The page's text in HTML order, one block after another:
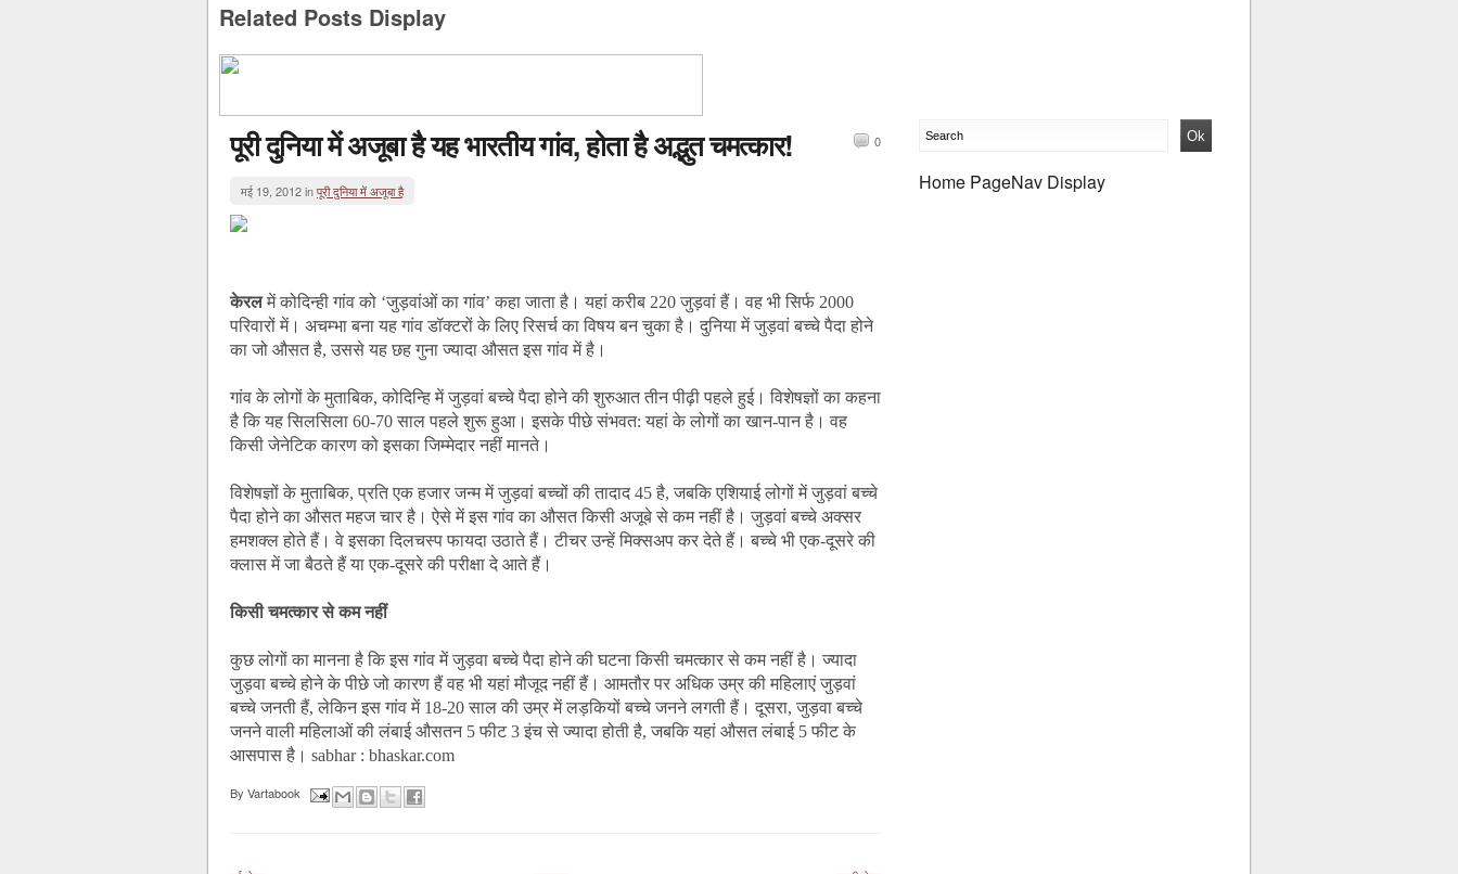
Related Posts Display
पूरी दुनिया में अजूबा है यह भारतीय गांव, होता है अद्भुत चमत्कार! 0
मई 19, 2012 inपूरी दुनिया में अजूबा है
केरलमें कोदिन्ही गांव को ‘जुड़वांओं का गांव’ कहा जाता है। यहां करीब 220 जुड़वां हैं। वह भी सिर्फ 2000
परिवारों में। अचम्भा बना यह गांव डॉक्टरों के लिए रिसर्च का विषय बन चुका है। दुनिया में जुड़वां बच्चे पैदा होने
का जो औसत है, उससे यह छह गुना ज्यादा औसत इस गांव में है।
गांव के लोगों के मुताबिक, कोदिन्हि में जुड़वां बच्चे पैदा होने की शुरुआत तीन पीढ़ी पहले हुई। विशेषज्ञों का कहना
है कि यह सिलसिला 60-70 साल पहले शुरू हुआ। इसके पीछे संभवत: यहां के लोगों का खान-पान है। वह
किसी जेनेटिक कारण को इसका जिम्मेदार नहीं मानते।
विशेषज्ञों के मुताबिक, प्रति एक हजार जन्म में जुड़वां बच्चों की तादाद 45 है, जबकि एशियाई लोगों में जुड़वां बच्चे
पैदा होने का औसत महज चार है। ऐसे में इस गांव का औसत किसी अजूबे से कम नहीं है। जुड़वां बच्चे अक्सर
हमशक्ल होते हैं। वे इसका दिलचस्प फायदा उठाते हैं। टीचर उन्हें मिक्सअप कर देते हैं। बच्चे भी एक-दूसरे की
क्लास में जा बैठते हैं या एक-दूसरे की परीक्षा दे आते हैं।
किसी चमत्कार से कम नहीं
कुछ लोगों का मानना है कि इस गांव में जुड़वा बच्चे पैदा होने की घटना किसी चमत्कार से कम नहीं है। ज्यादा
जुड़वा बच्चे होने के पीछे जो कारण हैं वह भी यहां मौजूद नहीं हैं। आमतौर पर अधिक उम्र की महिलाएं जुड़वां
बच्चे जनती हैं, लेकिन इस गांव में 18-20 साल की उम्र में लड़कियों बच्चे जनने लगती हैं। दूसरा, जुड़वा बच्चे
जनने वाली महिलाओं की लंबाई औसतन 5 फीट 3 इंच से ज्यादा होती है, जबकि यहां औसत लंबाई 5 फीट के
आसपास है। sabhar : bhaskar.com
By Vartabook
Home PageNav Display